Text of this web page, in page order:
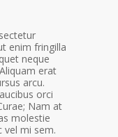
enim fringilla
neque
erat
arcu.
orci
Nam at
molestie
vel mi sem.